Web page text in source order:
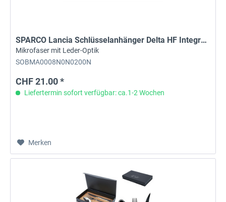
SPARCO Lancia Schlüsselanhänger Delta HF Integrale
Mikrofaser mit Leder-Optik
SOBMA0008N0N0200N
CHF 21.00 *
Liefertermin sofort verfügbar: ca.1-2 Wochen
Merken